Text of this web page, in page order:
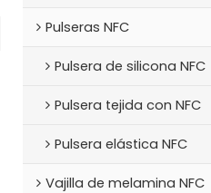
Pulseras NFC
Pulsera de silicona NFC
Pulsera tejida con NFC
Pulsera elástica NFC
Vajilla de melamina NFC